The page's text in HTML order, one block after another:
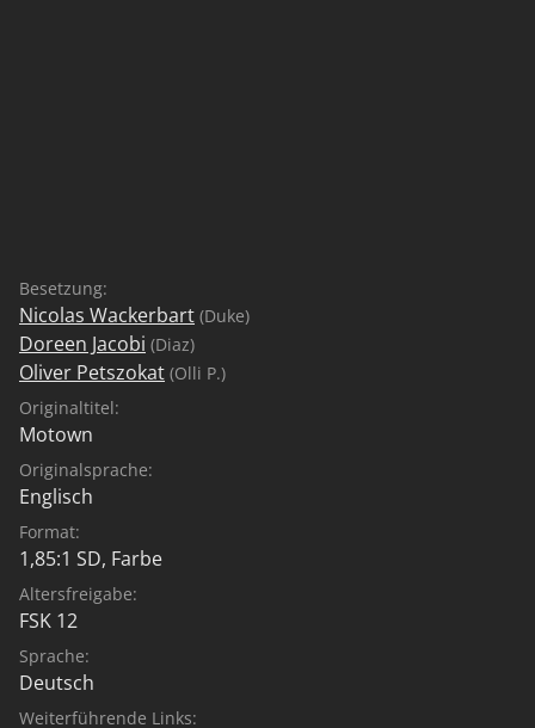
Besetzung:
Nicolas Wackerbart (Duke)
Doreen Jacobi (Diaz)
Oliver Petszokat (Olli P.)
Originaltitel:
Motown
Originalsprache:
Englisch
Format:
1,85:1 SD, Farbe
Altersfreigabe:
FSK 12
Sprache:
Deutsch
Weiterführende Links: